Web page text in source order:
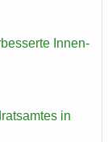
In­nen­
in